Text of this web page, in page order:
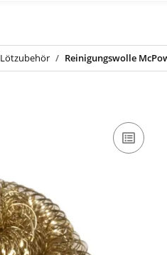
Lötzubehör Reinigungswolle